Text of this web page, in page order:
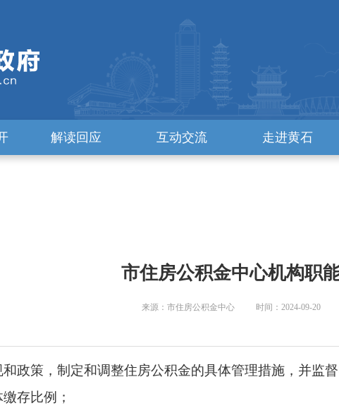
解读回应 互动交流 走进黄石
市住房公积金中心机构职
来源：市住房公积金中心 时间：2024-09-20
政策，制定和调整住房公积金的具体管理措施，并监督
存比例；